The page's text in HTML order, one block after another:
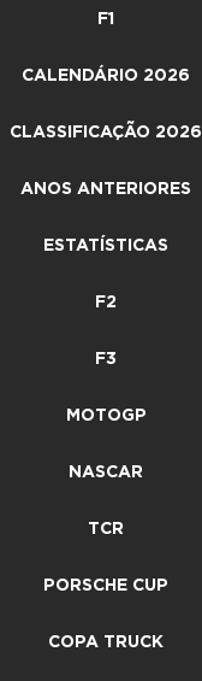
F1
CALENDÁRIO 2026
CLASSIFICAÇÃO 2026
ANOS ANTERIORES
ESTATÍSTICAS
F2
F3
MOTOGP
NASCAR
TCR
PORSCHE CUP
COPA TRUCK